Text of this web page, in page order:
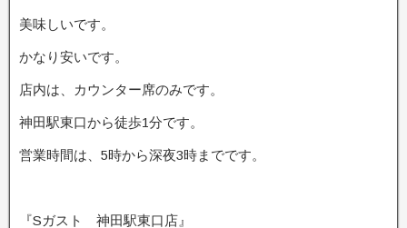
美味しいです。
かなり安いです。
店内は、カウンター席のみです。
神田駅東口から徒歩1分です。
営業時間は、5時から深夜3時までです。
『Sガスト 神田駅東口店』